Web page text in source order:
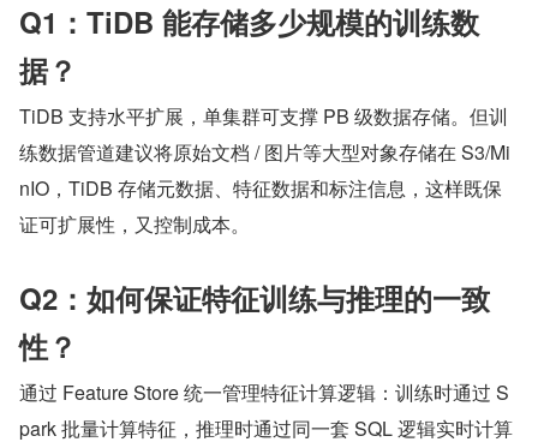
Q1：TiDB 能存储多少规模的训练数
据？
TiDB 支持水平扩展，单集群可支撑 PB 级数据存储。但训
练数据管道建议将原始文档 / 图片等大型对象存储在 S3/Mi
nIO，TiDB 存储元数据、特征数据和标注信息，这样既保
证可扩展性，又控制成本。
Q2：如何保证特征训练与推理的一致
性？
通过 Feature Store 统一管理特征计算逻辑：训练时通过 S
park 批量计算特征，推理时通过同一套 SQL 逻辑实时计算